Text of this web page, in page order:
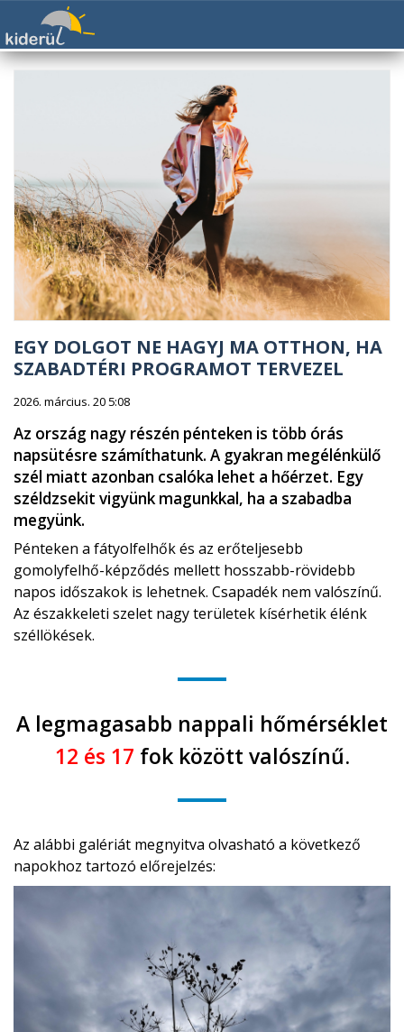
EGY DOLGOT NE HAGYJ MA OTTHON, HA
SZABADTÉRI PROGRAMOT TERVEZEL
2026. március. 20 5:08
Az ország nagy részén pénteken is több órás
napsütésre számíthatunk. A gyakran megélénkülő
szél miatt azonban csalóka lehet a hőérzet. Egy
széldzsekit vigyünk magunkkal, ha a szabadba
megyünk.
Pénteken a fátyolfelhők és az erőteljesebb
gomolyfelhő-képződés mellett hosszabb-rövidebb
napos időszakok is lehetnek. Csapadék nem valószínű.
Az északkeleti szelet nagy területek kísérhetik élénk
széllökések.
A legmagasabb nappali hőmérséklet
12 és 17 fok között valószínű.
Az alábbi galériát megnyitva olvasható a következő
napokhoz tartozó előrejelzés: